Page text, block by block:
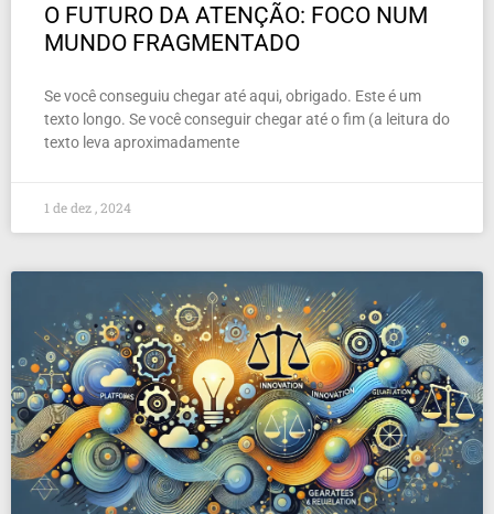
O FUTURO DA ATENÇÃO: FOCO NUM
MUNDO FRAGMENTADO
Se você conseguiu chegar até aqui, obrigado. Este é um
texto longo. Se você conseguir chegar até o fim (a leitura do
texto leva aproximadamente
1 de dez , 2024